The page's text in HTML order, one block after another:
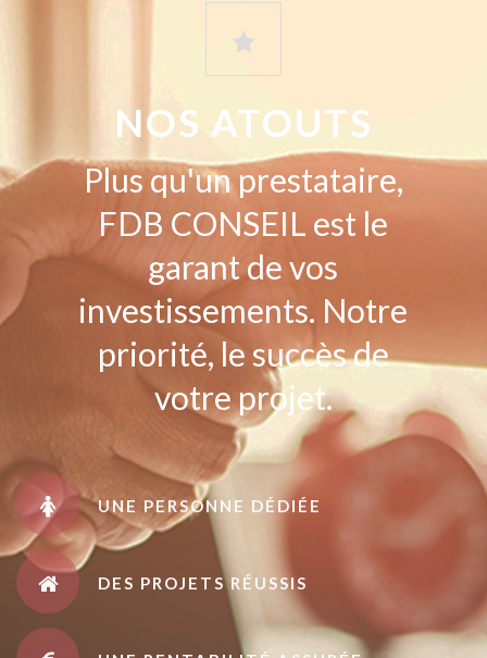
NOS ATOUTS
Plus qu'un prestataire,
FDB CONSEIL est le
garant de vos
investissements. Notre
priorité, le succès de
votre projet.
UNE PERSONNE DÉDIÉE
DES PROJETS RÉUSSIS